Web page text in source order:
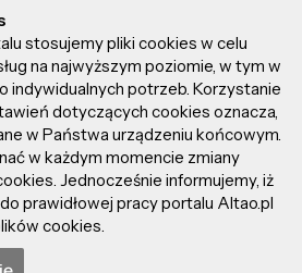
dostępnymi na portalu są
Administrator i właściciel
odpowiedzialności za tresci
autorów artykułów. Dodając
się z regulaminem portalu oraz
za wszystkie materiały
Ciebie na stronie altao.pl.
w regulaminie portalu.
prawa zastrzeżone.
stosujemy pliki cookies w celu
na najwyższym poziomie, w tym w
indywidualnych potrzeb. Korzystanie
dotyczących cookies oznacza,
w Państwa urządzeniu końcowym.
w każdym momencie zmiany
Jednocześnie informujemy, iż
prawidłowej pracy portalu Altao.pl
cookies.